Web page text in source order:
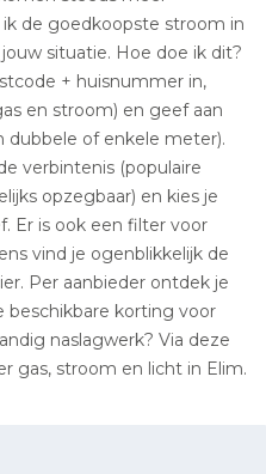
ik de goedkoopste stroom in
situatie. Hoe doe ik dit?
+ huisnummer in,
en stroom) en geef aan
of enkele meter).
verbintenis (populaire
opzegbaar) en kies je
Er is ook een filter voor
vind je ogenblikkelijk de
Per aanbieder ontdek je
beschikbare korting voor
naslagwerk? Via deze
gas, stroom en licht in Elim.